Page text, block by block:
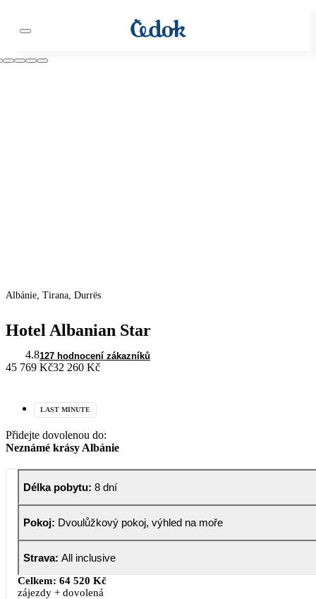
Albánie, Tirana, Durrës
Hotel Albanian Star
4.8127 hodnocení zákazníků
45 769 Kč32 260 Kč
LAST MINUTE
Přidejte dovolenou do:
Neznámé krásy Albánie
Délka pobytu: 8 dní
Pokoj: Dvoulůžkový pokoj, výhled na moře
Strava: All inclusive
Celkem: 64 520 Kč
zájezdy + dovolená